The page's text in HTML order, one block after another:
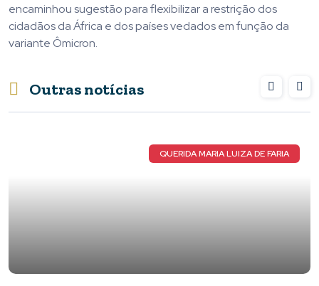
encaminhou sugestão para flexibilizar a restrição dos
cidadãos da África e dos países vedados em função da
variante Ômicron.
Outras notícias
QUERIDA MARIA LUIZA DE FARIA